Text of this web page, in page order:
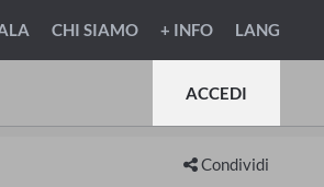
CHI SIAMO + INFO LANG
ACCEDI
Condividi